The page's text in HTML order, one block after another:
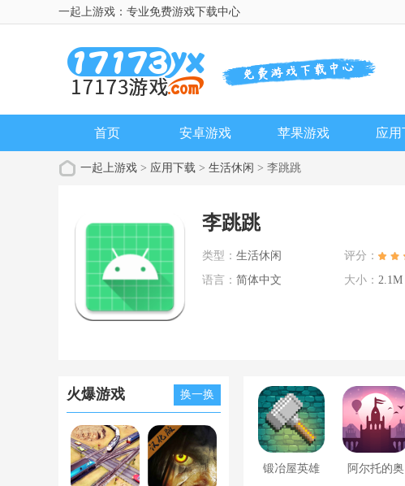
一起上游戏：专业免费游戏下载中心
首页 安卓游戏 苹果游戏 应用
一起上游戏 > 应用下载 > 生活休闲 > 李跳跳
李跳跳
类型： 生活休闲 评分：
语言： 简体中文 大小： 2.1M
火爆游戏 换一换
锻冶屋英雄 阿尔托的奥